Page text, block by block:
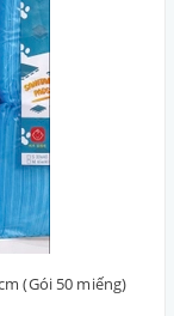
(Gói 50 miếng)